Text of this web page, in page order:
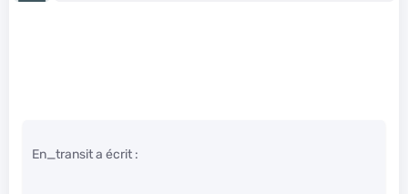
En_transit a écrit :